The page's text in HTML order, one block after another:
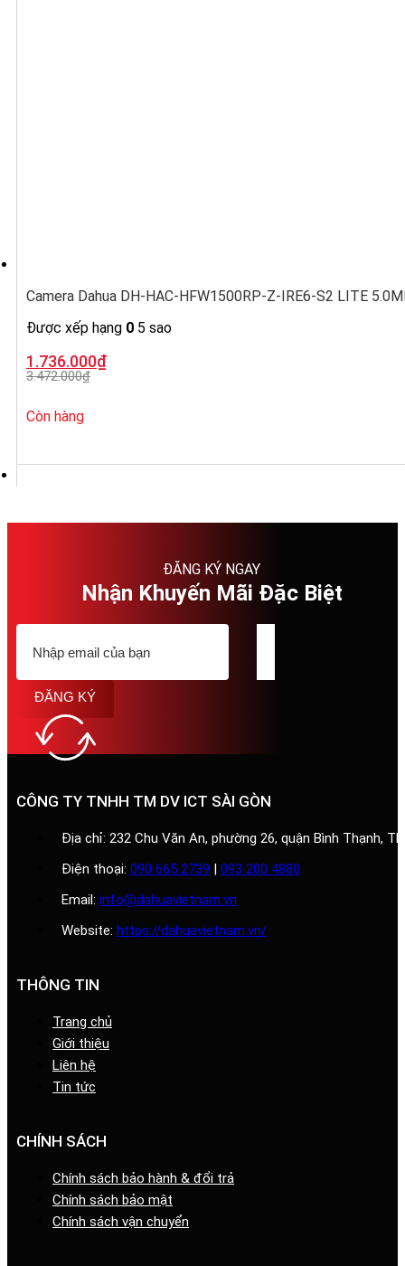
Camera Dahua DH-HAC-HFW1500RP-Z-IRE6-S2 LITE
Được xếp hạng 0 5 sao
3.472.000₫
Giá
gốc
là:
1.736.000₫
Giá
hiện
tại
1.736.000₫.
Còn hàng
ĐĂNG KÝ NGAY
Nhận Khuyến Mãi Đặc Biệt
ĐĂNG KÝ
CÔNG TY TNHH TM DV ICT SÀI GÒN
Địa chỉ: 232 Chu Văn An, phường 26, quận Bình Thạnh,
Điện thoại: 090 665 2739 | 093 200 4880
Email: info@dahuavietnam.vn
Website: https://dahuavietnam.vn/
THÔNG TIN
Trang chủ
Giới thiệu
Liên hệ
Tin tức
CHÍNH SÁCH
Chính sách bảo hành & đổi trả
Chính sách bảo mật
Chính sách vận chuyển